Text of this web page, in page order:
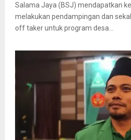
Salama Jaya (BSJ) mendapatkan
melakukan pendampingan dan
off taker untuk program desa...